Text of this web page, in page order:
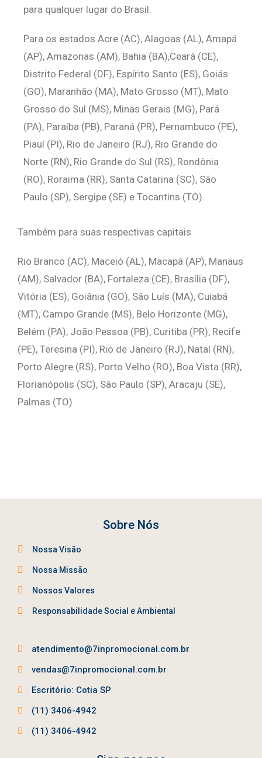
para qualquer lugar do Brasil.
Para os estados Acre (AC), Alagoas (AL), Amapá
(AP), Amazonas (AM), Bahia (BA),Ceará (CE),
Distrito Federal (DF), Espírito Santo (ES), Goiás
(GO), Maranhão (MA), Mato Grosso (MT), Mato
Grosso do Sul (MS), Minas Gerais (MG), Pará
(PA), Paraíba (PB), Paraná (PR), Pernambuco (PE),
Piauí (PI), Rio de Janeiro (RJ), Rio Grande do
Norte (RN), Rio Grande do Sul (RS), Rondônia
(RO), Roraima (RR), Santa Catarina (SC), São
Paulo (SP), Sergipe (SE) e Tocantins (TO).
Também para suas respectivas capitais
Rio Branco (AC), Maceió (AL), Macapá (AP), Manaus
(AM), Salvador (BA), Fortaleza (CE), Brasília (DF),
Vitória (ES), Goiânia (GO), São Luís (MA), Cuiabá
(MT), Campo Grande (MS), Belo Horizonte (MG),
Belém (PA), João Pessoa (PB), Curitiba (PR), Recife
(PE), Teresina (PI), Rio de Janeiro (RJ), Natal (RN),
Porto Alegre (RS), Porto Velho (RO), Boa Vista (RR),
Florianópolis (SC), São Paulo (SP), Aracaju (SE),
Palmas (TO)
Sobre Nós
Nossa Visão
Nossa Missão
Nossos Valores
Responsabilidade Social e Ambiental
atendimento@7inpromocional.com.br
vendas@7inpromocional.com.br
Escritório: Cotia SP
(11) 3406-4942
(11) 3406-4942